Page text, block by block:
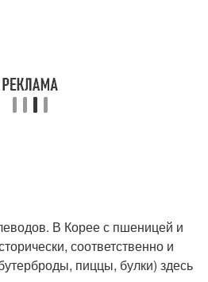
В Корее с пшеницей и
соответственно и
пиццы, булки) здесь